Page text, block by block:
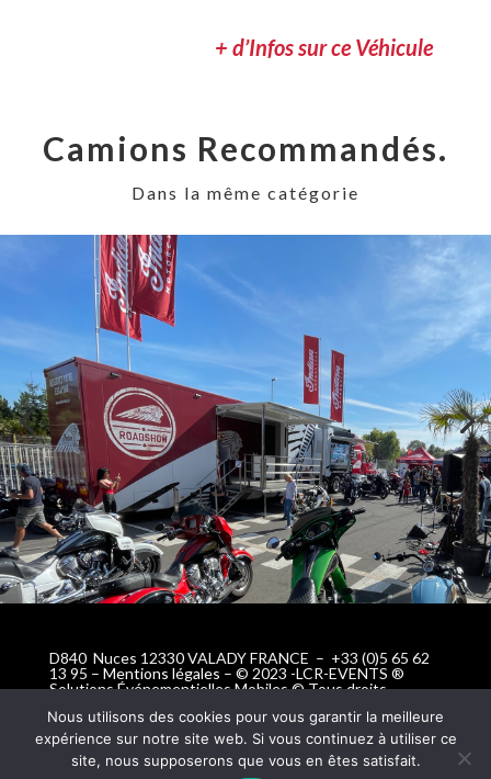
+ d’Infos sur ce Véhicule
Camions Recommandés.
Dans la même catégorie
D840 Nuces 12330 VALADY FRANCE – +33 (0)5 65 62
13 95 – Mentions légales – © 2023 -LCR-EVENTS ®
Solutions Événementielles Mobiles © Tous droits
Nous utilisons des cookies pour vous garantir la meilleure
expérience sur notre site web. Si vous continuez à utiliser ce
site, nous supposerons que vous en êtes satisfait.